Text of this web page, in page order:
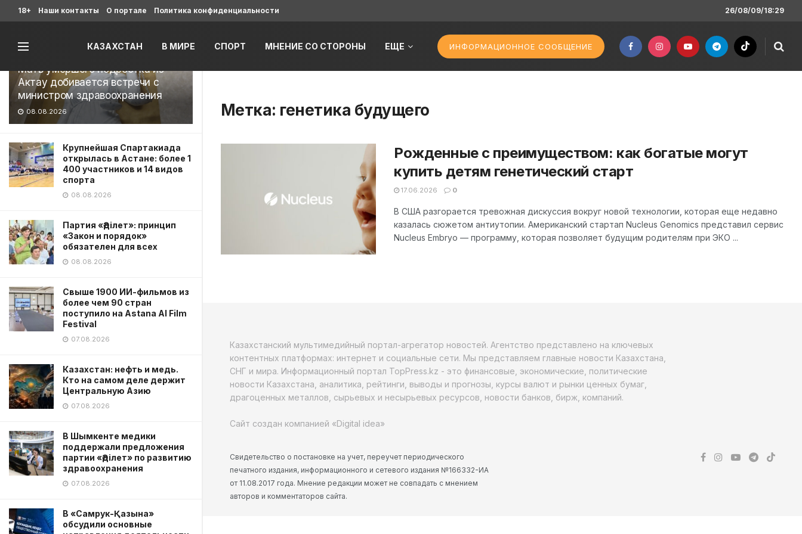
Последние
Мать умершего подростка из
Актау добивается встречи с
министром здравоохранения
08.08.2026
Крупнейшая Спартакиада
открылась в Астане: более 1
400 участников и 14 видов
спорта
08.08.2026
Партия «Әділет»: принцип
«Закон и порядок»
обязателен для всех
08.08.2026
Свыше 1900 ИИ-фильмов из
более чем 90 стран
поступило на Astana AI Film
Festival
07.08.2026
Казахстан: нефть и медь.
Кто на самом деле держит
Центральную Азию
07.08.2026
В Шымкенте медики
поддержали предложения
партии «Әділет» по развитию
здравоохранения
07.08.2026
В «Самрук-Қазына»
обсудили основные
18+ Наши контакты О портале Политика конфиденциальности 26/08/09/18:29
КАЗАХСТАН В МИРЕ СПОРТ МНЕНИЕ СО СТОРОНЫ ЕЩЕ ИНФОРМАЦИОННОЕ СООБЩЕНИЕ
Метка: генетика будущего
Рожденные с преимуществом: как богатые могут
купить детям генетический старт
17.06.2026 0
В США разгорается тревожная дискуссия вокруг новой технологии, которая еще недавно
казалась сюжетом антиутопии. Американский стартап Nucleus Genomics представил сервис
Nucleus Embryo — программу, которая позволяет будущим родителям при ЭКО ...
Казахстанский мультимедийный портал-агрегатор новостей. Агентство представлено на ключевых
контентных платформах: интернет и социальные сети. Мы представляем главные новости Казахстана,
СНГ и мира. Информационный портал TopPress.kz - это финансовые, экономические, политические
новости Казахстана, аналитика, рейтинги, выводы и прогнозы, курсы валют и рынки ценных бумаг,
драгоценных металлов, сырьевых и несырьевых ресурсов, новости банков, бирж, компаний.
Сайт создан компанией «Digital idea»
Свидетельство о постановке на учет, переучет периодического
печатного издания, информационного и сетевого издания №166332-ИА
от 11.08.2017 года. Мнение редакции может не совпадать с мнением
авторов и комментаторов сайта.